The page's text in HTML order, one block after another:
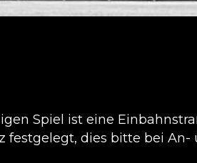
Spiel ist eine
festgelegt, dies bitte bei